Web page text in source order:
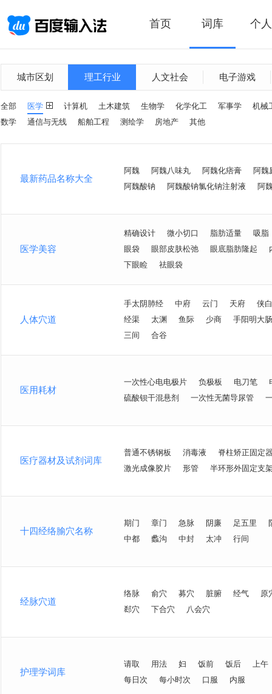
首页 词库 个
城市区划 理工行业 人文社会 电子游戏
全部 医学 计算机 土木建筑 生物学 化学化工 军事学
机械
数学
通信与无线 船舶工程 测绘学 房地产 其他
最新药品名称大全
阿魏 阿魏八味丸 阿魏化痞膏
阿魏
阿魏酸钠
阿魏酸钠氯化钠注射液 阿
医学美容
精确设计 微小切口 脂肪适量
吸脂
眼袋
眼部皮肤松弛 眼底脂肪隆起
下眼睑
祛眼袋
人体穴道
手太阴肺经 中府 云门 天府
侠白
经渠
太渊 鱼际 少商
手阳明大
三间
合谷
医用耗材
一次性心电电极片 负极板 电刀笔
硫酸钡干混悬剂
一次性无菌导尿管
医疗器材及试剂词库
普通不锈钢板 消毒液
脊柱矫正固定
激光成像胶片
形管 半环形外固定支
十四经络腧穴名称
期门 章门 急脉 阴廉 足五里
中都
蠡沟 中封 太冲 行间
经脉穴道
络脉 俞穴 募穴 脏腑 经气
原
郄穴
下合穴 八会穴
护理学词库
请取 用法 妇 饭前 饭后
上午
每日次
每小时次 口服 内服